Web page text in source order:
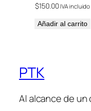
$150.00 IVA incluido
Añadir al carrito
PTK
Al alcance de un